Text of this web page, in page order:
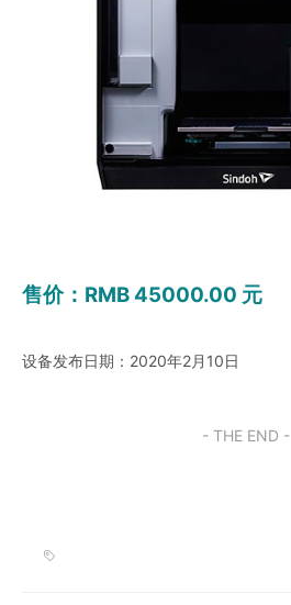
售价：RMB 45000.00 元
设备发布日期：2020年2月10日
- THE END -